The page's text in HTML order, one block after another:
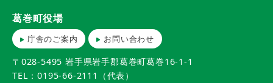
葛巻町役場
庁舎のご案内 お問い合わせ
〒028-5495 岩手県岩手郡葛巻町葛巻16-1-1
TEL：0195-66-2111（代表）